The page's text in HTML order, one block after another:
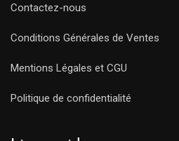
Contactez-nous
Conditions Générales de Ventes
Mentions Légales et CGU
Politique de confidentialité